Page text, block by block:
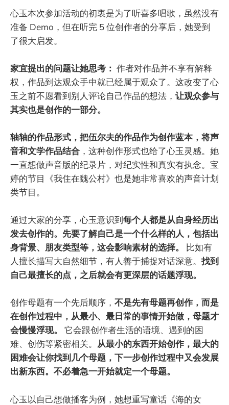
心玉本次参加活动的初衷是为了听喜多唱歌，虽然没有
准备 Demo，但在听完 5 位创作者的分享后，她受到
了很大启发。
家宜提出的问题让她思考： 作者对作品并不享有解释
权，作品到达观众手中就已经属于观众了。这改变了心
玉之前不愿看到别人评论自己作品的想法， 让观众参与
其实也是创作的一部分。
轴轴的作品形式，把伍尔夫的作品作为创作蓝本，将声
音和文学作品结合 ，这种创作形式也给了心玉灵感。她
一直想做声音版的纪录片，对纪实性和真实有执念。宝
婷的节目《我住在魏公村》也是她非常喜欢的声音计划
类节目。
通过大家的分享，心玉意识到每个人都是从自身经历出
发去创作的。先要了解自己是一个什么样的人，包括出
身背景、朋友类型等，这会影响素材的选择。
比如有
人擅长描写大自然细节，有人善于捕捉对话深意。 找到
自己最擅长的点，之后就会有更深层的话题浮现。
创作母题有一个先后顺序， 不是先有母题再创作，而是
在创作过程中，从最小、最日常的事情开始做，母题才
会慢慢浮现。
它会跟创作者生活的语境、遇到的困
难、创伤等紧密相关。 从最小的东西开始创作，最大的
困难会让你找到几个母题，下一步创作过程中又会发展
出新东西。不必着急一开始就定一个母题。
心玉以自己想做播客为例，她想重写童话《海的女